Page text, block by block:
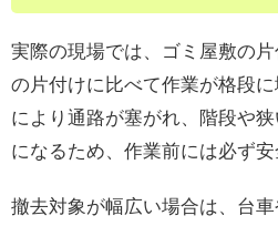
実際の現場では、ゴミ屋敷の
の片付けに比べて作業が格段
により通路が塞がれ、階段や
になるため、作業前には必ず安
撤去対象が幅広い場合は、台